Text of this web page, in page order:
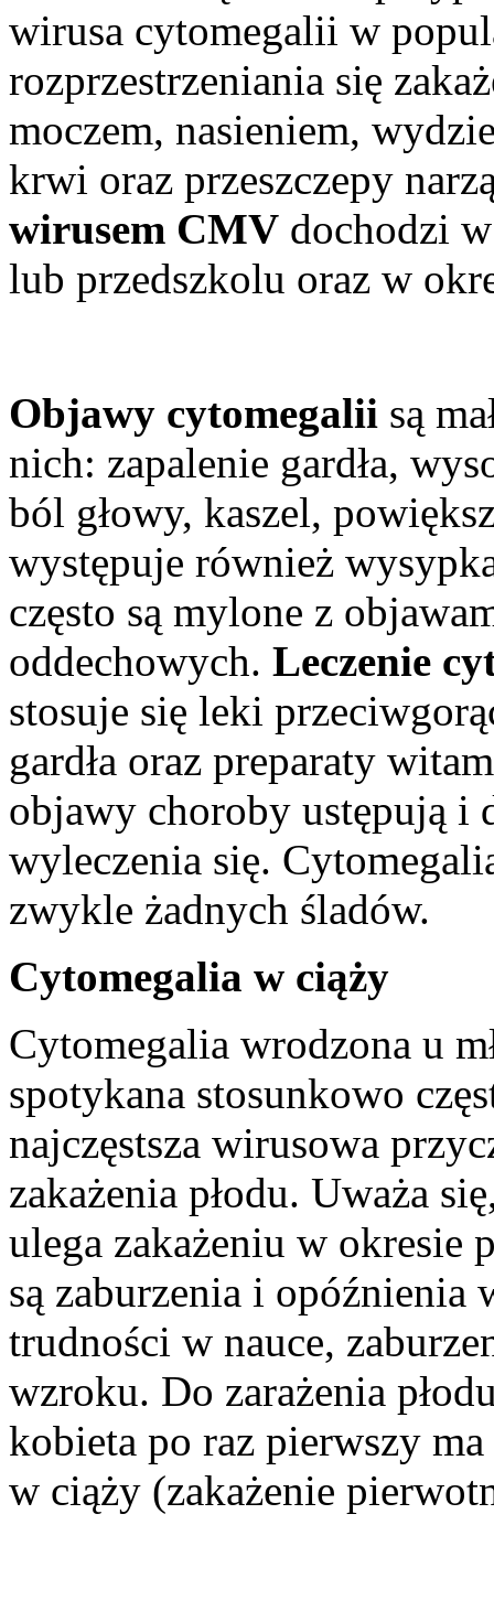
wirusa cytomegalii w
rozprzestrzeniania się
moczem, nasieniem,
krwi oraz przeszczepy
wirusem CMV dochodzi
lub przedszkolu oraz w
Objawy cytomegalii są
nich: zapalenie gardła,
ból głowy, kaszel,
występuje również
często są mylone z
oddechowych. Leczenie
stosuje się leki
gardła oraz preparaty
objawy choroby ustępują i
wyleczenia się.
zwykle żadnych śladów.
Cytomegalia w ciąży
Cytomegalia wrodzona u
spotykana stosunkowo
najczęstsza wirusowa
zakażenia płodu. Uważa
ulega zakażeniu w okresie
są zaburzenia i opóźnienia
trudności w nauce,
wzroku. Do zarażenia
kobieta po raz pierwszy
w ciąży (zakażenie